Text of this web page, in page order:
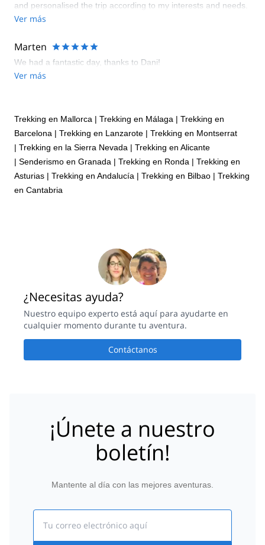
and personalised the trip according to my interests and needs.
Ver más
Marten
We had a fantastic day, thanks to Dani!
Ver más
Trekking en Mallorca | Trekking en Málaga | Trekking en
Barcelona | Trekking en Lanzarote | Trekking en Montserrat
| Trekking en la Sierra Nevada | Trekking en Alicante
| Senderismo en Granada | Trekking en Ronda | Trekking en
Asturias | Trekking en Andalucía | Trekking en Bilbao | Trekking
en Cantabria
¿Necesitas ayuda?
Nuestro equipo experto está aquí para ayudarte en
cualquier momento durante tu aventura.
Contáctanos
¡Únete a nuestro
boletín!
Mantente al día con las mejores aventuras.